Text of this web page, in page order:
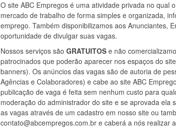
O site ABC Empregos é uma atividade privada no qual
mercado de trabalho de forma simples e organizada,
emprego. Também disponibilizamos aos Anunciantes,
oportunidade de divulgar suas vagas.
Nossos serviços são GRATUITOS e não
patrocinados que poderão aparecer nos espaços do
banners). Os anúncios das vagas são de autoria de
Agências e Colaboradores) e cabe ao site ABC
publicação de vaga é feita sem nenhum custo para
moderação do administrador do site e se aprovada ela
as vagas através de um cadastro em nosso site ou
contato@abcempregos.com.br e caberá a nós realizar